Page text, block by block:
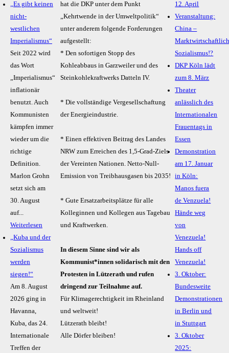
„Es gibt keinen
nicht-
westlichen
Imperialismus“
Seit 2022 wird
das Wort
„Imperialismus“
inflationär
benutzt. Auch
Kommunisten
kämpfen immer
wieder um die
richtige
Definition.
Marlon Grohn
setzt sich am
30. August
auf...
Weiterlesen
„Kuba und der
Sozialismus
werden
siegen!“
Am 8. August
2026 ging in
Havanna,
Kuba, das 24.
Internationale
Treffen der
hat die DKP unter dem Punkt
„Kehrtwende in der Umweltpolitik“
unter anderem folgende Forderungen
aufgestellt:
* Den sofortigen Stopp des
Kohleabbaus in Garzweiler und des
Steinkohlekraftwerks Datteln IV.
* Die vollständige Vergesellschaftung
der Energieindustrie.
* Einen effektiven Beitrag des Landes
NRW zum Erreichen des 1,5-Grad-Ziels
der Vereinten Nationen. Netto-Null-
Emission von Treibhausgasen bis 2035!
* Gute Ersatzarbeitsplätze für alle
Kolleginnen und Kollegen aus Tagebau
und Kraftwerken.
In diesem Sinne sind wir als
Kommunist*innen solidarisch mit den
Protesten in Lützerath und rufen
dringend zur Teilnahme auf.
Für Klimagerechtigkeit im Rheinland
und weltweit!
Lützerath bleibt!
Alle Dörfer bleiben!
12. April
Veranstaltung:
China –
Sozialismus!?
DKP Köln lädt
zum 8. März
Theater
anlässlich des
Internationalen
Frauentags in
Essen
Demonstration
am 17. Januar
in Köln:
Manos fuera
de Venzuela!
Hände weg
von
Venezuela!
Hands off
Venezuela!
3. Oktober:
Bundesweite
Demonstrationen
in Berlin und
in Stuttgart
3. Oktober
2025: